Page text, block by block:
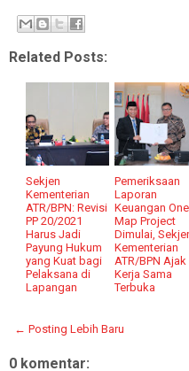
Related Posts:
Sekjen
Kementerian
ATR/BPN: Revisi
PP 20/2021
Harus Jadi
Payung Hukum
yang Kuat bagi
Pelaksana di
Lapangan
Pemeriksaan
Laporan
Keuangan One
Map Project
Dimulai,
Kementerian
ATR/BPN Ajak
Kerja Sama
Terbuka
← Posting Lebih Baru
0 komentar: